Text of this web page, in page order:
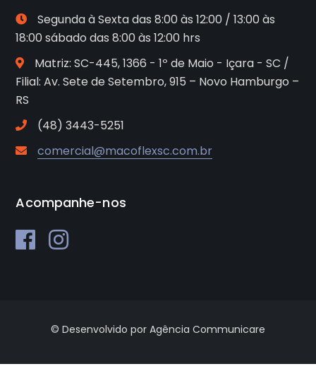
Segunda à Sexta das 8:00 às 12:00 / 13:00 às
18:00 sábado das 8:00 às 12:00 hrs
Matriz: SC-445, 1366 - 1º de Maio - Içara - SC /
Filial: Av. Sete de Setembro, 915 – Novo Hamburgo –
RS
(48) 3443-5251
comercial@macoflexsc.com.br
Acompanhe-nos
© Desenvolvido por Agência Communicare